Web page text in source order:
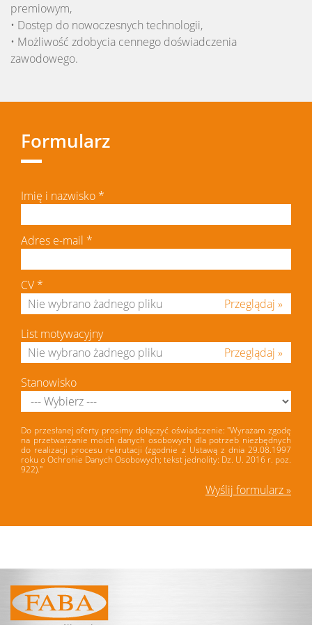
premiowym,
• Dostęp do nowoczesnych technologii,
• Możliwość zdobycia cennego doświadczenia
zawodowego.
Formularz
Imię i nazwisko *
Adres e-mail *
CV *
Przeglądaj »
List motywacyjny
Przeglądaj »
Stanowisko
Do przesłanej oferty prosimy dołączyć oświadczenie: "Wyrażam zgodę
na przetwarzanie moich danych osobowych dla potrzeb niezbędnych
do realizacji procesu rekrutacji (zgodnie z Ustawą z dnia 29.08.1997
roku o Ochronie Danych Osobowych; tekst jednolity: Dz. U. 2016 r. poz.
922)."
Wyślij formularz »